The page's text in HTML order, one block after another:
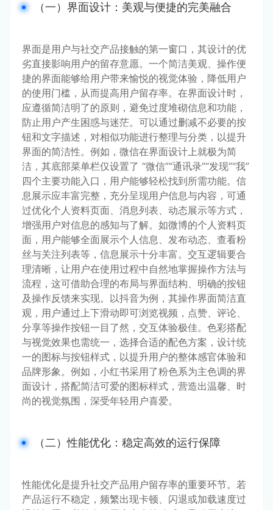
（一）界面设计：美观与便捷的完美融合
界面是用户与社交产品接触的第一窗口，其设计的优
劣直接影响用户的留存意愿。一个简洁美观、操作便
捷的界面能够给用户带来愉悦的视觉体验，降低用户
的使用门槛，从而提高用户留存率。在界面设计时，
应遵循简洁明了的原则，避免过度堆砌信息和功能，
防止用户产生困惑与迷茫。可以通过删减不必要的按
钮和文字描述，对相似功能进行整理与分类，以提升
界面的简洁性。例如，微信在界面设计上就极为简
洁，其底部菜单栏仅设置了 “微信”“通讯录”“发现”“我”
四个主要功能入口，用户能够轻松找到所需功能。信
息展示应丰富完整，充分呈现用户信息与内容，可通
过优化个人资料页面、消息列表、动态展示等方式，
增强用户对信息的感知与了解。如微博的个人资料页
面，用户能够全面展示个人信息、发布动态、查看粉
丝与关注列表等，信息展示十分丰富。交互逻辑要合
理清晰，让用户在使用过程中自然地掌握操作方法与
流程，这可借助合理的布局与界面结构、明确的按钮
及操作反馈来实现。以抖音为例，其操作界面简洁直
观，用户通过上下滑动即可浏览视频，点赞、评论、
分享等操作按钮一目了然，交互体验极佳。色彩搭配
与视觉效果也需统一，选择合适的配色方案，设计统
一的图标与按钮样式，以提升用户的整体感官体验和
品牌形象。例如，小红书采用了粉色系为主色调的界
面设计，搭配简洁可爱的图标样式，营造出温馨、时
尚的视觉氛围，深受年轻用户喜爱。
（二）性能优化：稳定高效的运行保障
性能优化是提升社交产品用户留存率的重要环节。若
产品运行不稳定，频繁出现卡顿、闪退或加载速度过